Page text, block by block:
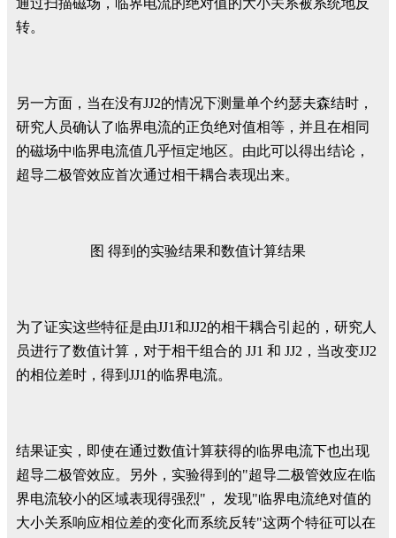
通过扫描磁场，临界电流的绝对值的大小关系被系统地反
转。
另一方面，当在没有JJ2的情况下测量单个约瑟夫森结时，
研究人员确认了临界电流的正负绝对值相等，并且在相同
的磁场中临界电流值几乎恒定地区。由此可以得出结论，
超导二极管效应首次通过相干耦合表现出来。
图 得到的实验结果和数值计算结果
为了证实这些特征是由JJ1和JJ2的相干耦合引起的，研究人
员进行了数值计算，对于相干组合的 JJ1 和 JJ2，当改变JJ2
的相位差时，得到JJ1的临界电流。
结果证实，即使在通过数值计算获得的临界电流下也出现
超导二极管效应。另外，实验得到的"超导二极管效应在临
界电流较小的区域表现得强烈"， 发现"临界电流绝对值的
大小关系响应相位差的变化而系统反转"这两个特征可以在